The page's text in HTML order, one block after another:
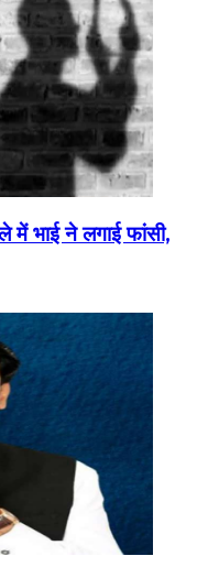
भाई ने लगाई फांसी,